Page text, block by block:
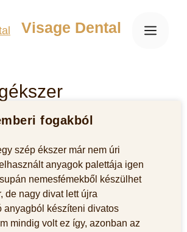
Visage Dental
fogakból
szép ékszer már nem úri
anyagok palettája igen
nemesfémekből készülhet
de nagy divat lett újra
anyagból készíteni divatos
mindig volt ez így, azonban az